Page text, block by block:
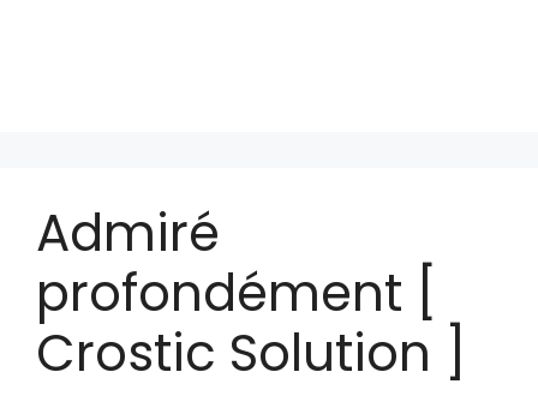
Admiré
profondément [
Crostic Solution ]